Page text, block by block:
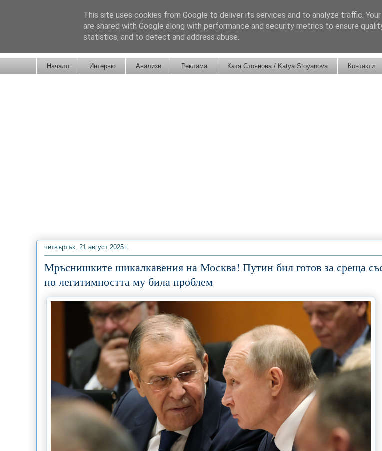
Начало Интервю Анализи Реклама Катя Стоянова / Katya Stoyanova Контакти
четвъртък, 21 август 2025 г.
Мръснишките шикалкавения на Москва! Путин бил готов за среща
но легитимността му била проблем
This site uses cookies from Google to deliver its services and to analyze traffic.
are shared with Google along with performance and security metrics to ensure
statistics, and to detect and address abuse.